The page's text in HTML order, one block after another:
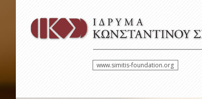
www.simitis-foundation.org